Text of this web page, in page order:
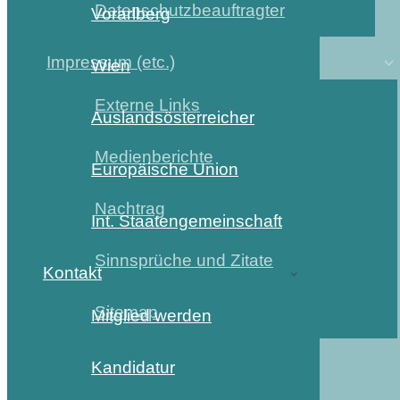
Datenschutzbeauftragter
Impressum (etc.)
Externe Links
Medienberichte
Nachtrag
Sinnsprüche und Zitate
Sitemap
Vorarlberg
Wien
Auslandsösterreicher
Europäische Union
Int. Staatengemeinschaft
Kontakt
Mitglied werden
Kandidatur